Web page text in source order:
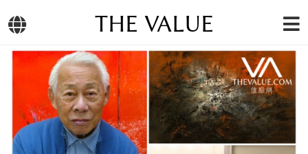
THE VALUE